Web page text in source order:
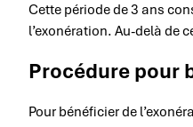
Cette période de 3 ans
l’exonération. Au-delà de
Procédure pour
Pour bénéficier de